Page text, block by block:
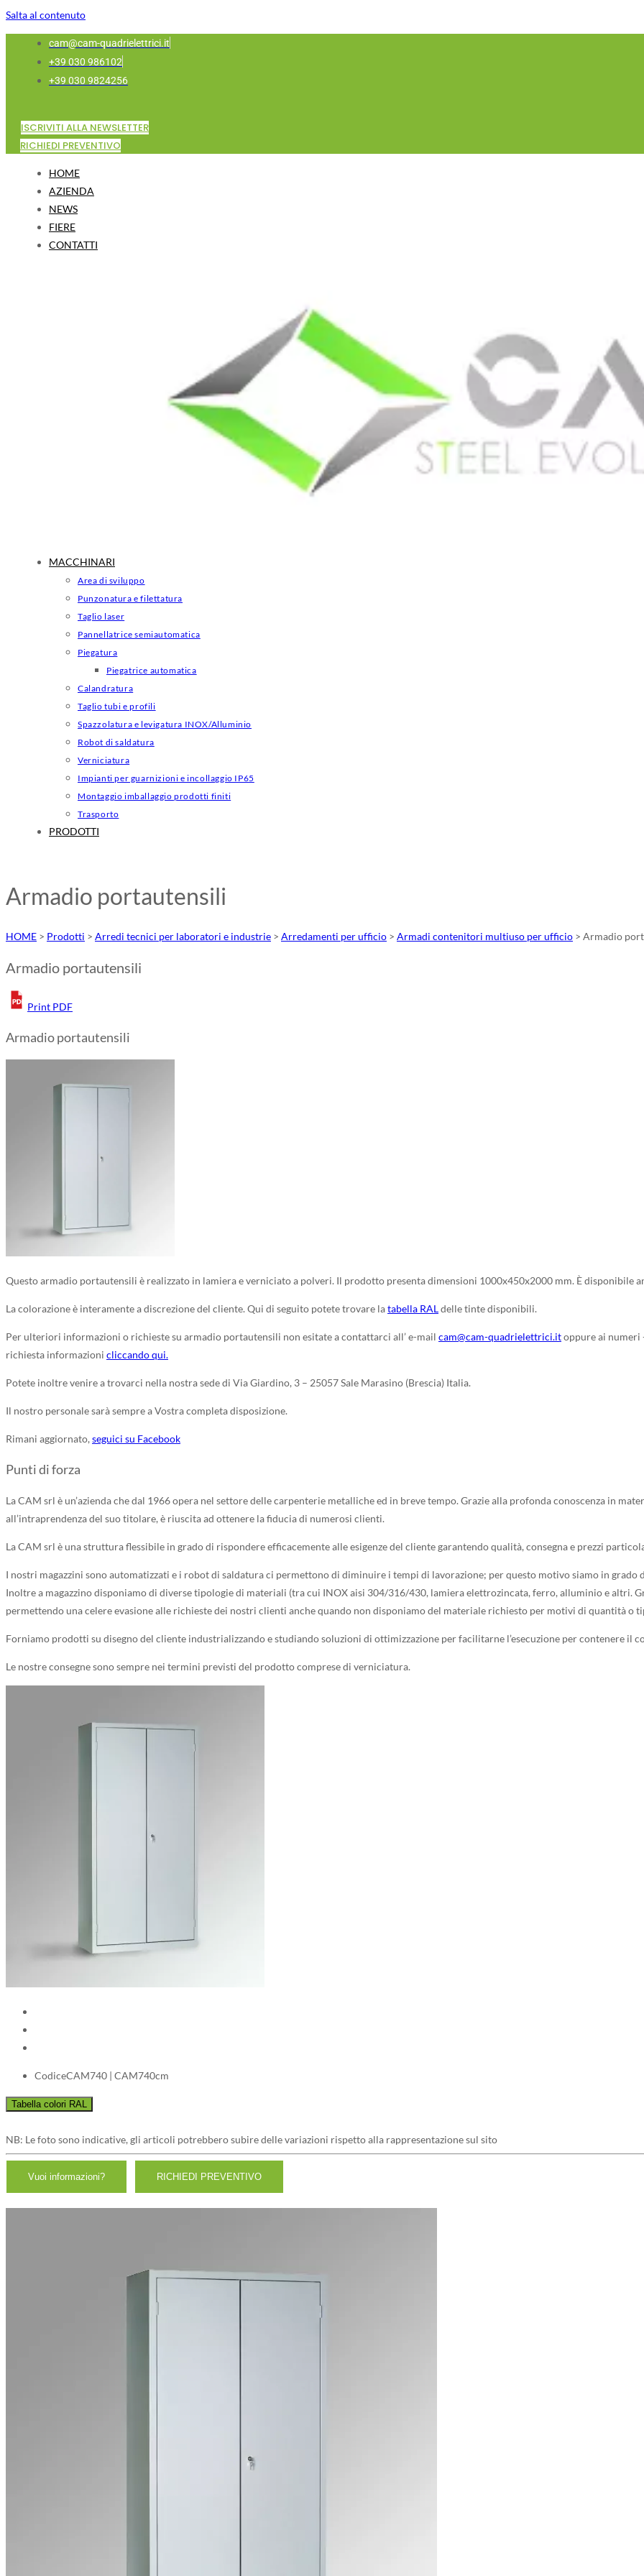
Salta al contenuto
cam@cam-quadrielettrici.it
+39 030 986102
+39 030 9824256
ISCRIVITI ALLA NEWSLETTER
RICHIEDI PREVENTIVO
HOME
AZIENDA
NEWS
FIERE
CONTATTI
MACCHINARI
Area di sviluppo
Punzonatura e filettatura
Taglio laser
Pannellatrice semiautomatica
Piegatura
Piegatrice automatica
Calandratura
Taglio tubi e profili
Spazzolatura e levigatura INOX/Alluminio
Robot di saldatura
Verniciatura
Impianti per guarnizioni e incollaggio IP65
Montaggio imballaggio prodotti finiti
Trasporto
PRODOTTI
Armadio portautensili
HOME > Prodotti > Arredi tecnici per laboratori e industrie > Arredamenti per ufficio > Armadi contenitori multiuso per ufficio > Armadio
Armadio portautensili
Print PDF
Armadio portautensili
Questo armadio portautensili è realizzato in lamiera e verniciato a polveri. Il prodotto presenta dimensioni 1000x450x2000 mm. È disponibile
La colorazione è interamente a discrezione del cliente. Qui di seguito potete trovare latabella RALdelle tinte disponibili.
Per ulteriori informazioni o richieste su armadio portautensili non esitate a contattarci all’ e-mail cam@cam-quadrielettrici.itoppure ai numeri
richiesta informazioni cliccando qui.
Potete inoltre venire a trovarci nella nostra sede di Via Giardino, 3 – 25057 Sale Marasino (Brescia) Italia.
Il nostro personale sarà sempre a Vostra completa disposizione.
Rimani aggiornato,seguici su Facebook
Punti di forza
La CAM srl è un’azienda che dal 1966 opera nel settore delle carpenterie metalliche ed in breve tempo. Grazie alla profonda conoscenza in
all’intraprendenza del suo titolare, è riuscita ad ottenere la fiducia di numerosi clienti.
La CAM srl è una struttura flessibile in grado di rispondere efficacemente alle esigenze del cliente garantendo qualità, consegna e prezzi
I nostri magazzini sono automatizzati e i robot di saldatura ci permettono di diminuire i tempi di lavorazione; per questo motivo siamo in grado
Inoltre a magazzino disponiamo di diverse tipologie di materiali (tra cui INOX aisi 304/316/430, lamiera elettrozincata, ferro, alluminio e altri.
permettendo una celere evasione alle richieste dei nostri clienti anche quando non disponiamo del materiale richiesto per motivi di quantità o
Forniamo prodotti su disegno del cliente industrializzando e studiando soluzioni di ottimizzazione per facilitarne l’esecuzione per contenere il
Le nostre consegne sono sempre nei termini previsti del prodotto comprese di verniciatura.
CodiceCAM740 | CAM740cm
NB: Le foto sono indicative, gli articoli potrebbero subire delle variazioni rispetto alla rappresentazione sul sito